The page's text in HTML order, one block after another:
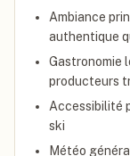
Ambiance
authentique
Gastronomie
producteurs
Accessibilité
ski
Météo